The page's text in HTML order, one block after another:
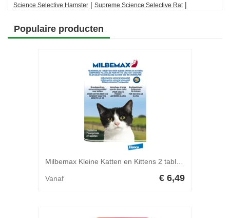
Science Selective Hamster | Supreme Science Selective Rat |
Populaire producten
Vanaf € 6,49